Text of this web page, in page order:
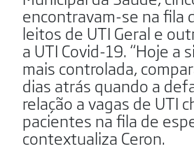
encontravam-se na fila
leitos de UTI Geral e
a UTI Covid-19. “Hoje a
mais controlada,
dias atrás quando a
relação a vagas de UTI
pacientes na fila de
contextualiza Ceron.